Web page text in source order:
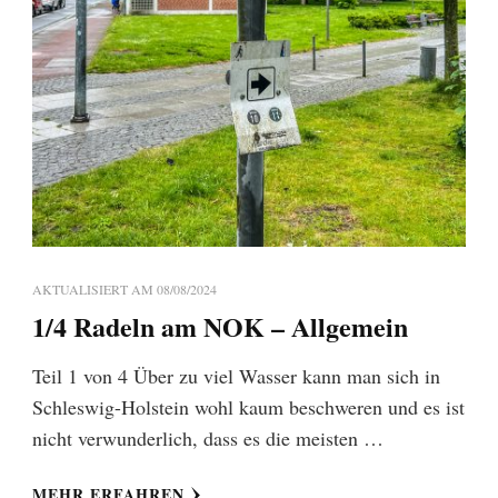
AKTUALISIERT AM 08/08/2024
1/4 Radeln am NOK – Allgemein
Teil 1 von 4 Über zu viel Wasser kann man sich in
Schleswig-Holstein wohl kaum beschweren und es ist
nicht verwunderlich, dass es die meisten …